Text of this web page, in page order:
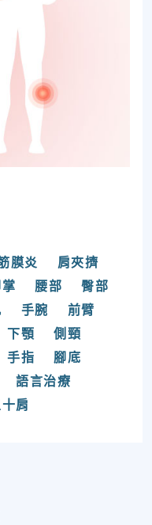
膜炎
肩夾擠
腰部
臀部
手腕
前臂
下顎
側頸
手指
腳底
語言治療
十肩